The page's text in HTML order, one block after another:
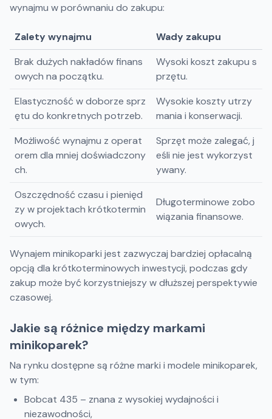
wynajmu w porównaniu do zakupu:
Zalety wynajmu
Wady zakupu
Brak dużych nakładów finans
owych na początku.
Wysoki koszt zakupu s
przętu.
Elastyczność w doborze sprz
ętu do konkretnych potrzeb.
Wysokie koszty utrzy
mania i konserwacji.
Możliwość wynajmu z operat
orem dla mniej doświadczony
ch.
Sprzęt może zalegać, j
eśli nie jest wykorzyst
ywany.
Oszczędność czasu i pienięd
zy w projektach krótkotermin
owych.
Długoterminowe zobo
wiązania finansowe.
Wynajem minikoparki jest zazwyczaj bardziej opłacalną
opcją dla krótkoterminowych inwestycji, podczas gdy
zakup może być korzystniejszy w dłuższej perspektywie
czasowej.
Jakie są różnice między markami
minikoparek?
Na rynku dostępne są różne marki i modele minikoparek,
w tym:
Bobcat 435 – znana z wysokiej wydajności i
niezawodności,